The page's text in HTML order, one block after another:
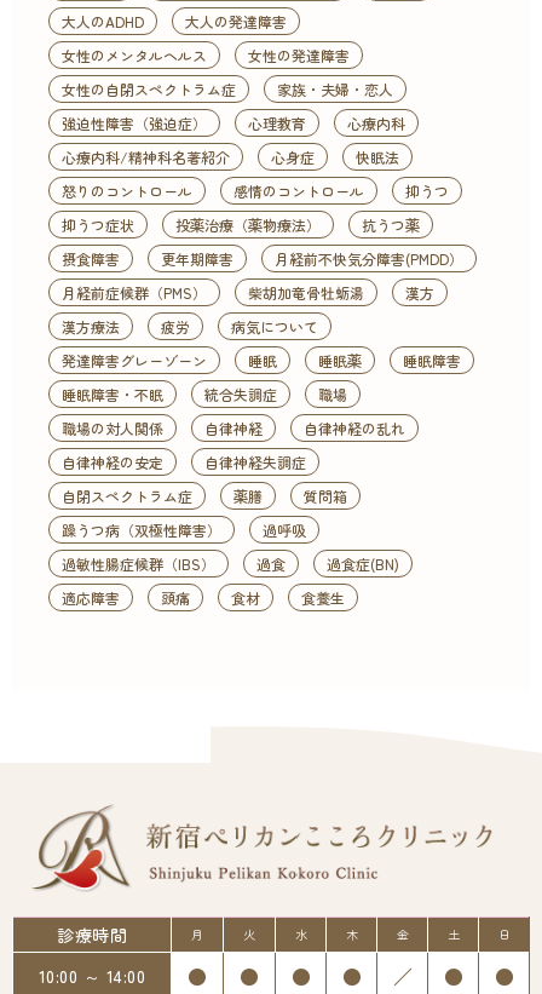
大人のADHD
大人の発達障害
女性のメンタルヘルス
女性の発達障害
女性の自閉スペクトラム症
家族・夫婦・恋人
強迫性障害（強迫症）
心理教育
心療内科
心療内科/精神科名著紹介
心身症
快眠法
怒りのコントロール
感情のコントロール
抑うつ
抑うつ症状
投薬治療（薬物療法）
抗うつ薬
摂食障害
更年期障害
月経前不快気分障害(PMDD）
月経前症候群（PMS）
柴胡加竜骨牡蛎湯
漢方
漢方療法
疲労
病気について
発達障害グレーゾーン
睡眠 睡眠薬
睡眠障害
睡眠障害・不眠
統合失調症
職場
職場の対人関係
自律神経
自律神経の乱れ
自律神経の安定
自律神経失調症
自閉スペクトラム症
薬膳
質問箱
躁うつ病（双極性障害）
過呼吸
過敏性腸症候群（IBS）
過食
過食症(BN)
適応障害
頭痛 食材 食養生
診療時間 月 火 水 木 金 土 日
10:00 ～ 14:00 ● ● ● ● ／ ● ●